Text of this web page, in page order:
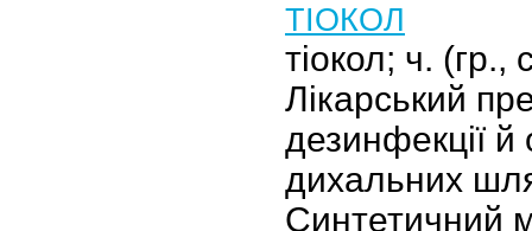
ТІОКОЛ
тіокол; ч. (гр.,
Лікарський
дезинфекції
дихальних
Синтетичний